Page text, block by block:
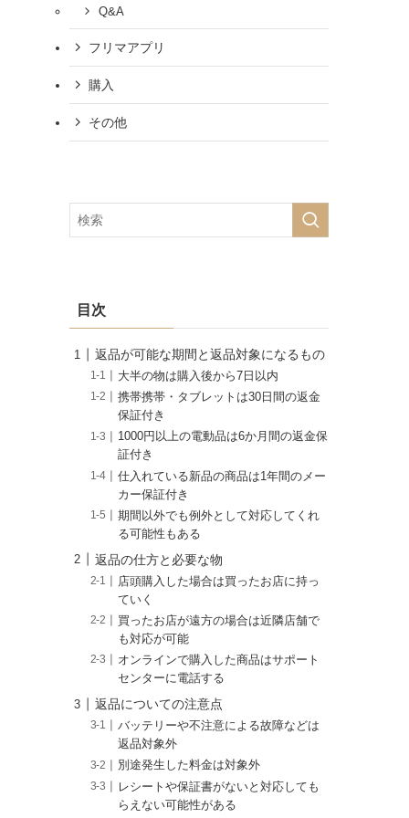
Q&A
フリマアプリ
購入
その他
目次
返品が可能な期間と返品対象になるもの
大半の物は購入後から7日以内
携帯携帯・タブレットは30日間の返金
保証付き
1000円以上の電動品は6か月間の返金保
証付き
仕入れている新品の商品は1年間のメー
カー保証付き
期間以外でも例外として対応してくれ
る可能性もある
返品の仕方と必要な物
店頭購入した場合は買ったお店に持っ
ていく
買ったお店が遠方の場合は近隣店舗で
も対応が可能
オンラインで購入した商品はサポート
センターに電話する
返品についての注意点
バッテリーや不注意による故障などは
返品対象外
別途発生した料金は対象外
レシートや保証書がないと対応しても
らえない可能性がある